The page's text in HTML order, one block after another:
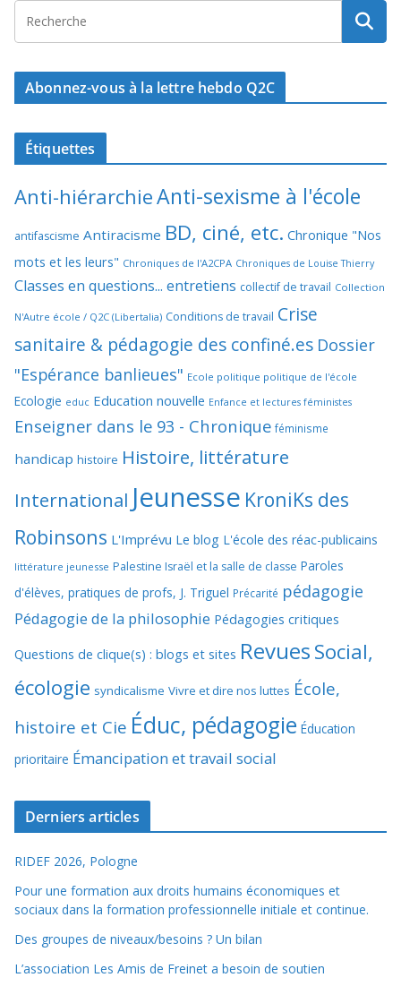
Abonnez-vous à la lettre hebdo Q2C
Étiquettes
Anti-hiérarchieAnti-sexisme à l'école
antifascisme Antiracisme BD, ciné, etc. Chronique "Nos
mots et les leurs" Chroniques de l'A2CPA Chroniques de Louise Thierry
Classes en questions... entretiens collectif de travail Collection
N'Autre école / Q2C (Libertalia) Conditions de travail Crise
sanitaire & pédagogie des confiné.es Dossier
"Espérance banlieues" Ecole politique politique de l'école
Ecologie educ Education nouvelle Enfance et lectures féministes
Enseigner dans le 93 - Chronique féminisme
handicap histoire Histoire, littérature
International Jeunesse KroniKs des
Robinsons L'Imprévu Le blog L'école des réac-publicains
littérature jeunesse Palestine Israël et la salle de classe Paroles
d'élèves, pratiques de profs, J. Triguel Précarité pédagogie
Pédagogie de la philosophie Pédagogies critiques
Questions de clique(s) : blogs et sites RevuesSocial,
écologie syndicalisme Vivre et dire nos luttes École,
histoire et Cie Éduc, pédagogie Éducation
prioritaire Émancipation et travail social
Derniers articles
RIDEF 2026, Pologne
Pour une formation aux droits humains économiques et
sociaux dans la formation professionnelle initiale et continue.
Des groupes de niveaux/besoins ? Un bilan
L’association Les Amis de Freinet a besoin de soutien